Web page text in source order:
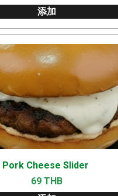
添加
Pork Cheese Slider
69 THB